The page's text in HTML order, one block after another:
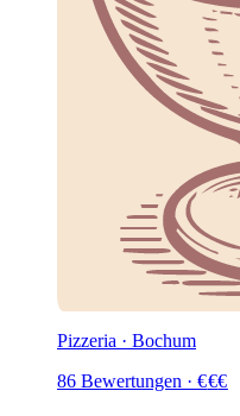
Pizzeria · Bochum
86 Bewertungen · €€€